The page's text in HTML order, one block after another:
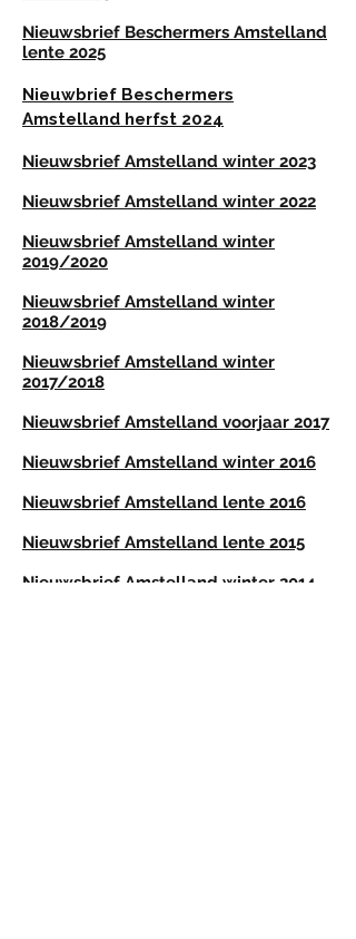
Nieuwsbrief Beschermers Amstelland
lente 2025
Nieuwbrief Beschermers
Amstelland herfst 2024
Nieuwsbrief Amstelland winter 2023
Nieuwsbrief Amstelland winter 2022
Nieuwsbrief Amstelland winter
2019/2020
Nieuwsbrief Amstelland winter
2018/2019
Nieuwsbrief Amstelland winter
2017/2018
Nieuwsbrief Amstelland voorjaar 2017
Nieuwsbrief Amstelland winter 2016
Nieuwsbrief Amstelland lente 2016
Nieuwsbrief Amstelland lente 2015
Nieuwsbrief Amstelland winter 2014